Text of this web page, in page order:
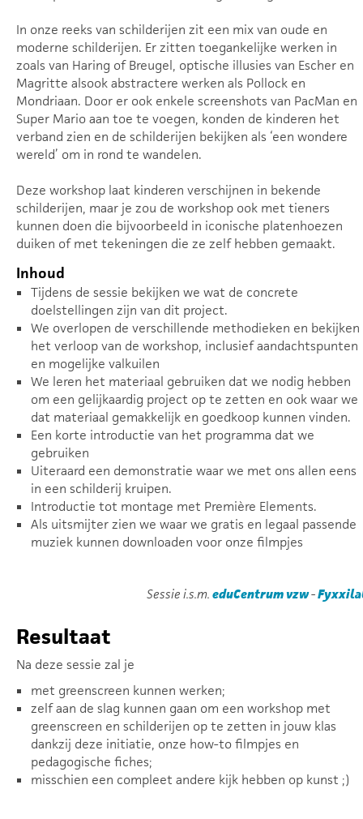
In onze reeks van schilderijen zit een mix van oude en
moderne schilderijen. Er zitten toegankelijke werken in
zoals van Haring of Breugel, optische illusies van Escher en
Magritte alsook abstractere werken als Pollock en
Mondriaan. Door er ook enkele screenshots van PacMan en
Super Mario aan toe te voegen, konden de kinderen het
verband zien en de schilderijen bekijken als ‘een wondere
wereld’ om in rond te wandelen.
Deze workshop laat kinderen verschijnen in bekende
schilderijen, maar je zou de workshop ook met tieners
kunnen doen die bijvoorbeeld in iconische platenhoezen
duiken of met tekeningen die ze zelf hebben gemaakt.
Inhoud
Tijdens de sessie bekijken we wat de concrete
doelstellingen zijn van dit project.
We overlopen de verschillende methodieken en bekijken
het verloop van de workshop, inclusief aandachtspunten
en mogelijke valkuilen
We leren het materiaal gebruiken dat we nodig hebben
om een gelijkaardig project op te zetten en ook waar we
dat materiaal gemakkelijk en goedkoop kunnen vinden.
Een korte introductie van het programma dat we
gebruiken
Uiteraard een demonstratie waar we met ons allen eens
in een schilderij kruipen.
Introductie tot montage met Première Elements.
Als uitsmijter zien we waar we gratis en legaal passende
muziek kunnen downloaden voor onze filmpjes
Sessie i.s.m.eduCentrum vzw-
Resultaat
Na deze sessie zal je
met greenscreen kunnen werken;
zelf aan de slag kunnen gaan om een workshop met
greenscreen en schilderijen op te zetten in jouw klas
dankzij deze initiatie, onze how-to filmpjes en
pedagogische fiches;
misschien een compleet andere kijk hebben op kunst ;)